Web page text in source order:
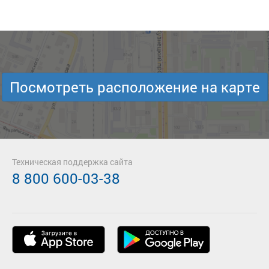
Посмотреть расположение на карте
Техническая поддержка сайта
8 800 600-03-38